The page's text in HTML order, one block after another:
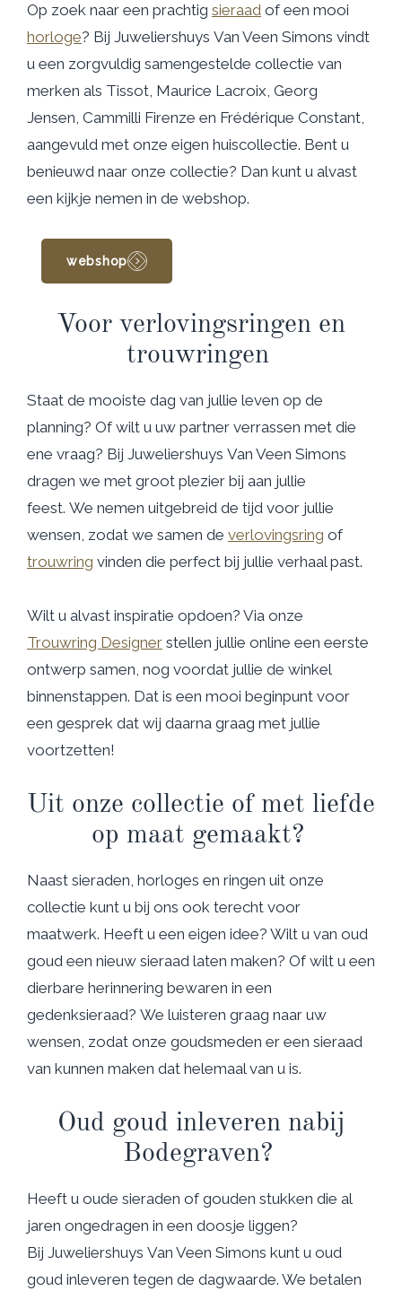
Op zoek naar een prachtig sieraad of een mooi
horloge? Bij Juweliershuys Van Veen Simons vindt
u een zorgvuldig samengestelde collectie van
merken als Tissot, Maurice Lacroix, Georg
Jensen, Cammilli Firenze en Frédérique Constant,
aangevuld met onze eigen huiscollectie. Bent u
benieuwd naar onze collectie? Dan kunt u alvast
een kijkje nemen in de webshop.
webshop
Voor verlovingsringen en
trouwringen
Staat de mooiste dag van jullie leven op de
planning? Of wilt u uw partner verrassen met die
ene vraag? Bij Juweliershuys Van Veen Simons
dragen we met groot plezier bij aan jullie
feest. We nemen uitgebreid de tijd voor jullie
wensen, zodat we samen de verlovingsring of
trouwring vinden die perfect bij jullie verhaal past.
Wilt u alvast inspiratie opdoen? Via onze
Trouwring Designer stellen jullie online een eerste
ontwerp samen, nog voordat jullie de winkel
binnenstappen. Dat is een mooi beginpunt voor
een gesprek dat wij daarna graag met jullie
voortzetten!
Uit onze collectie of met liefde
op maat gemaakt?
Naast sieraden, horloges en ringen uit onze
collectie kunt u bij ons ook terecht voor
maatwerk. Heeft u een eigen idee? Wilt u van oud
goud een nieuw sieraad laten maken? Of wilt u een
dierbare herinnering bewaren in een
gedenksieraad? We luisteren graag naar uw
wensen, zodat onze goudsmeden er een sieraad
van kunnen maken dat helemaal van u is.
Oud goud inleveren nabij
Bodegraven?
Heeft u oude sieraden of gouden stukken die al
jaren ongedragen in een doosje liggen?
Bij Juweliershuys Van Veen Simons kunt u oud
goud inleveren tegen de dagwaarde. We betalen